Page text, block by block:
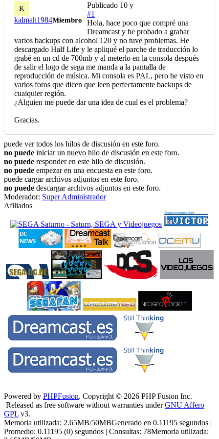
K
kalmah1984Miembro
Publicado 10 y
#1
Hola, hace poco que compré una
Dreamcast y he probado a grabar
varios backups con alcohol 120 y no tuve problemas. He
descargado Half Life y le apliqué el parche de traducción lo
grabé en un cd de 700mb y al meterlo en la consola después
de salir el logo de sega me manda a la pantalla de
reproducción de música. Mi consola es PAL, pero he visto en
varios foros que dicen que leen perfectamente backups de
cualquier región.
¿Alguien me puede dar una idea de cual es el problema?
Gracias.
puede ver todos los hilos de discusión en este foro.
no puede iniciar un nuevo hilo de discusión en este foro.
no puede responder en este hilo de discusión.
no puede empezar en una encuesta en este foro.
puede cargar archivos adjuntos en este foro.
no puede descargar archivos adjuntos en este foro.
Moderador: Super Administrador
Afiliados
Powered by PHPFusion. Copyright © 2026 PHP Fusion Inc.
Released as free software without warranties underGNU Affero
GPL v3.
Memoria utilizada: 2.65MB/50MBGenerado en 0.11195 segundos |
Promedio: 0.11195 (0) segundos | Consultas: 78Memoria utilizada: